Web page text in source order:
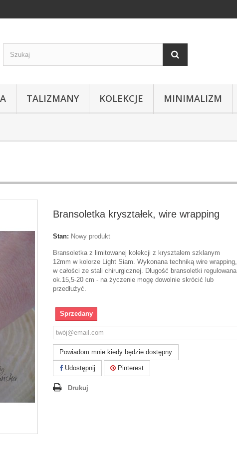
TALIZMANY KOLEKCJE MINIMALIZM
Bransoletka kryształek, wire wrapping
Stan: Nowy produkt
Bransoletka z limitowanej kolekcji z kryształem szklanym
12mm w kolorze Light Siam. Wykonana techniką wire wrapping,
w całości ze stali chirurgicznej. Długość bransoletki regulowana
ok.15,5-20 cm - na życzenie mogę dowolnie skrócić lub
przedłużyć.
Sprzedany
Powiadom mnie kiedy będzie dostępny
Udostępnij Pinterest
Drukuj